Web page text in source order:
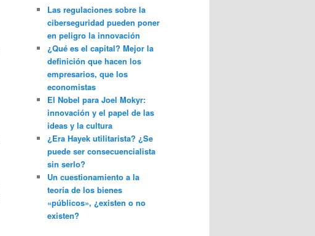
Las regulaciones sobre la
ciberseguridad pueden poner
en peligro la innovación
¿Qué es el capital? Mejor la
definición que hacen los
empresarios, que los
economistas
El Nobel para Joel Mokyr:
innovación y el papel de las
ideas y la cultura
¿Era Hayek utilitarista? ¿Se
puede ser consecuencialista
sin serlo?
Un cuestionamiento a la
teoría de los bienes
«públicos», ¿existen o no
existen?